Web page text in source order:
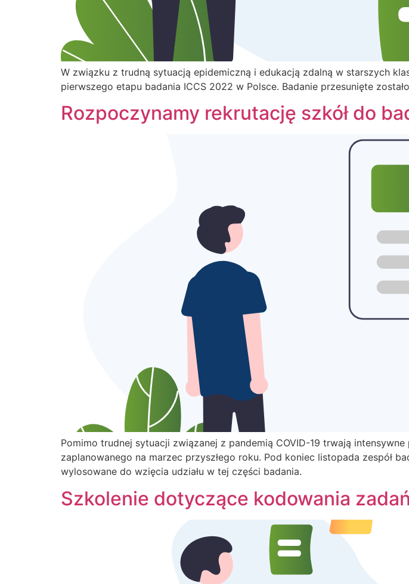
W związku z trudną sytuacją epidemiczną i edukacją zdalną w starszych
pierwszego etapu badania ICCS 2022 w Polsce. Badanie przesunięte
Rozpoczynamy rekrutację szkół do
Pomimo trudnej sytuacji związanej z pandemią COVID-19 trwają
zaplanowanego na marzec przyszłego roku. Pod koniec listopada zespół
wylosowane do wzięcia udziału w tej części badania.
Szkolenie dotyczące kodowania